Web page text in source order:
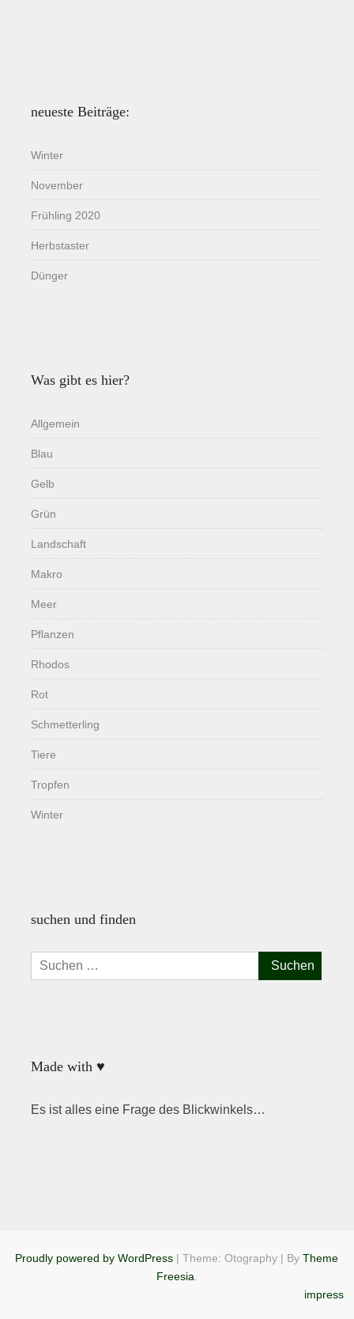
neueste Beiträge:
Winter
November
Frühling 2020
Herbstaster
Dünger
Was gibt es hier?
Allgemein
Blau
Gelb
Grün
Landschaft
Makro
Meer
Pflanzen
Rhodos
Rot
Schmetterling
Tiere
Tropfen
Winter
suchen und finden
Suchen
nach:
Made with ♥
Es ist alles eine Frage des Blickwinkels…
Proudly powered by WordPress |Theme: Otography | ByTheme
Freesia
impress